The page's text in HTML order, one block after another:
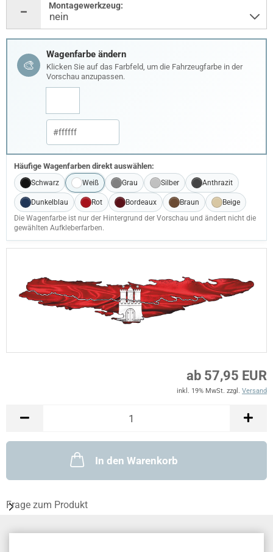
Montagewerkzeug:
🎨
Wagenfarbe ändern
Klicken Sie auf das Farbfeld, um die Fahrzeugfarbe in der
Vorschau anzupassen.
Häufige Wagenfarben direkt auswählen:
Schwarz Weiß Grau Silber Anthrazit
Dunkelblau Rot Bordeaux Braun
Beige
Die Wagenfarbe ist nur der Hintergrund der Vorschau und ändert nicht die
gewählten Aufkleberfarben.
ab 57,95 EUR
inkl. 19% MwSt. zzgl. Versand
In den Warenkorb
Frage zum Produkt